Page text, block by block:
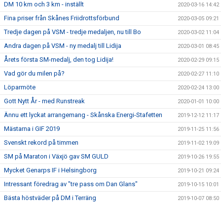
DM 10 km och 3 km - inställt 2020-03-16 14:42
Fina priser från Skånes Friidrottsförbund 2020-03-05 09:21
Tredje dagen på VSM - tredje medaljen, nu till Bo 2020-03-02 11:04
Andra dagen på VSM - ny medalj till Lidija 2020-03-01 08:45
Årets första SM-medalj, den tog Lidija! 2020-02-29 09:15
Vad gör du milen på? 2020-02-27 11:10
Löparmöte 2020-02-24 13:00
Gott Nytt År - med Runstreak 2020-01-01 10:00
Ännu ett lyckat arrangemang - Skånska Energi-Stafetten 2019-12-12 11:17
Mästarna i GIF 2019 2019-11-25 11:56
Svenskt rekord på timmen 2019-11-02 19:09
SM på Maraton i Växjö gav SM GULD 2019-10-26 19:55
Mycket Genarps IF i Helsingborg 2019-10-21 09:24
Intressant föredrag av "tre pass om Dan Glans" 2019-10-15 10:01
Bästa höstväder på DM i Terräng 2019-10-07 08:50